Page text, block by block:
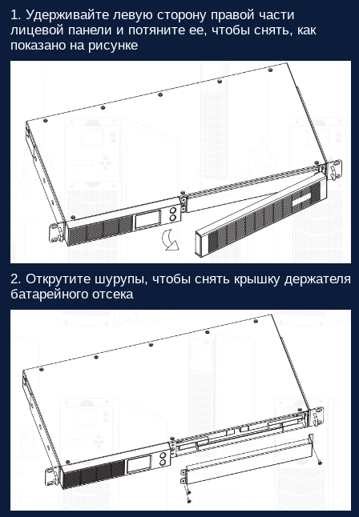
1. Удерживайте левую сторону правой части
лицевой панели и потяните ее, чтобы снять, как
показано на рисунке
2. Открутите шурупы, чтобы снять крышку держателя
батарейного отсека